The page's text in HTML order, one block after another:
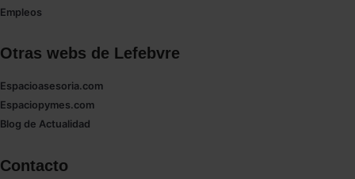
Empleos
Otras webs de Lefebvre
Espacioasesoria.com
Espaciopymes.com
Blog de Actualidad
Contacto